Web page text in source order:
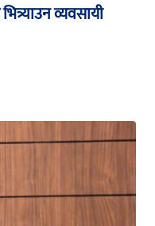
व्यवसायी